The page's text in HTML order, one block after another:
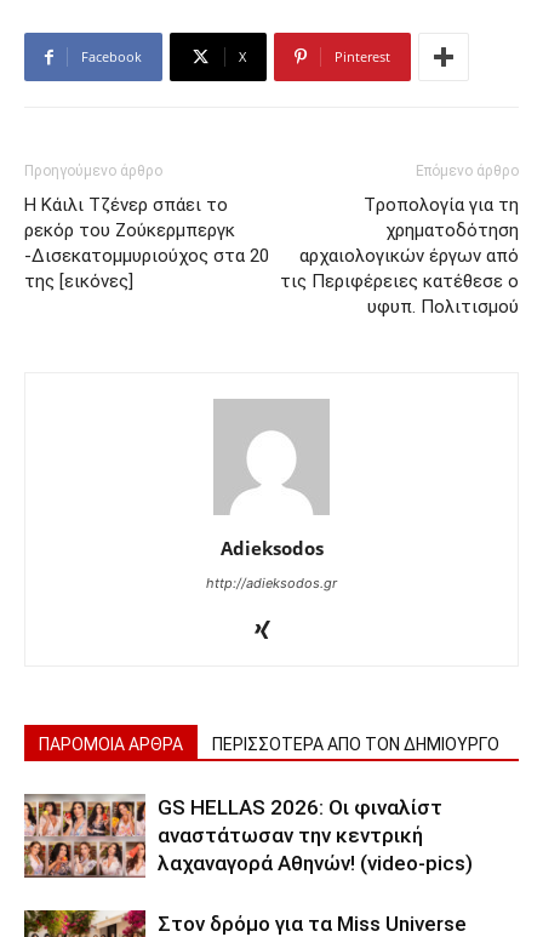
Facebook X Pinterest
Προηγούμενο άρθρο
Η Κάιλι Τζένερ σπάει το
ρεκόρ του Ζούκερμπεργκ
-Δισεκατομμυριούχος στα 20
της [εικόνες]
Επόμενο άρθρο
Tροπολογία για τη
χρηματοδότηση
αρχαιολογικών έργων από
τις Περιφέρειες κατέθεσε ο
υφυπ. Πολιτισμού
Adieksodos
http://adieksodos.gr
ΠΑΡΟΜΟΙΑ ΑΡΘΡΑ ΠΕΡΙΣΣΟΤΕΡΑ ΑΠΟ ΤΟΝ ΔΗΜΙΟΥΡΓΟ
GS HELLAS 2026: Οι φιναλίστ
αναστάτωσαν την κεντρική
λαχαναγορά Αθηνών! (video-pics)
Στον δρόμο για τα Miss Universe